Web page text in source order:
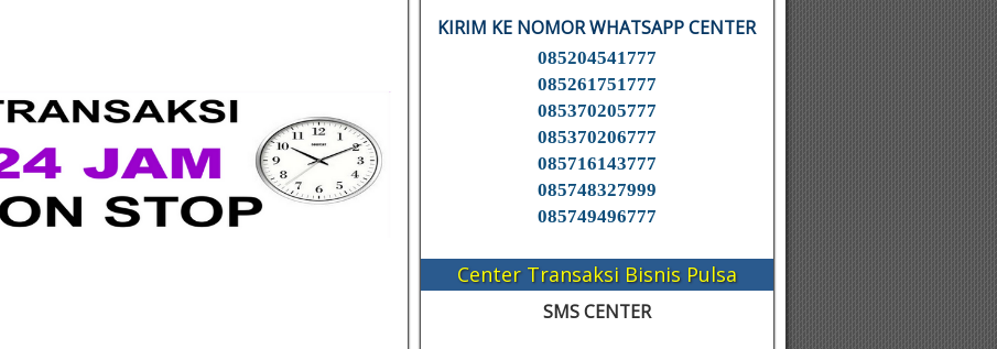
KIRIM KE NOMOR WHATSAPP CENTER
085204541777
085261751777
085370205777
085370206777
085716143777
085748327999
085749496777
Center Transaksi Bisnis Pulsa
SMS CENTER